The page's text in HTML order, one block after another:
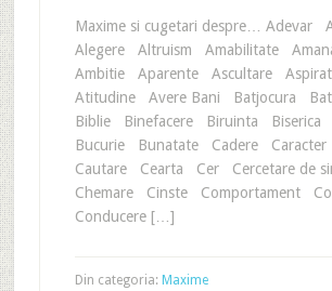
Maxime si cugetari despre… Adevar
Alegere Altruism Amabilitate
Ambitie Aparente Ascultare
Atitudine Avere Bani Batjocura
Biblie Binefacere Biruinta Biserica
Bucurie Bunatate Cadere Caracter
Cautare Cearta Cer Cercetare de
Chemare Cinste Comportament
Conducere […]
Din categoria: Maxime